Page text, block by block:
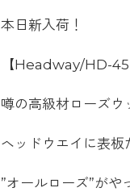
本日新入荷！
【Headway/HD-
噂の高級材ローズウ
ヘッドウエイに表板
”オールローズ”が